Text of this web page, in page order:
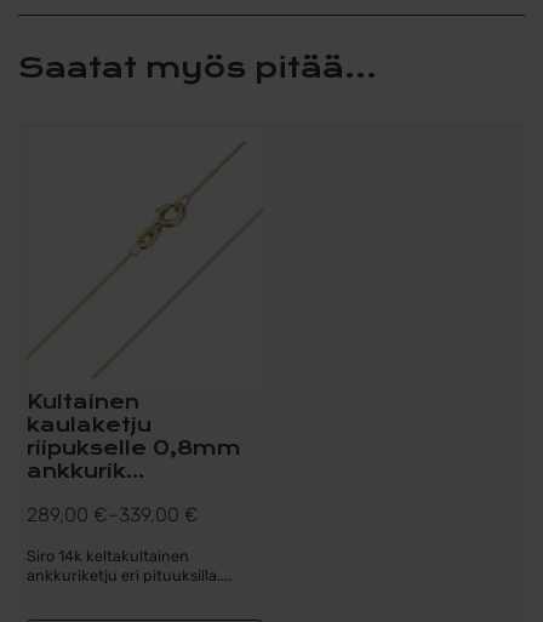
määrä
Saatat myös pitää...
Kultainen
kaulaketju
riipukselle 0,8mm
ankkurik...
289,00 €–339,00 €
Hintaluokka:
289,00 €
-
339,00 €
Siro 14k keltakultainen
ankkuriketju eri pituuksilla....
valinnat
tuotteen
sivulla.